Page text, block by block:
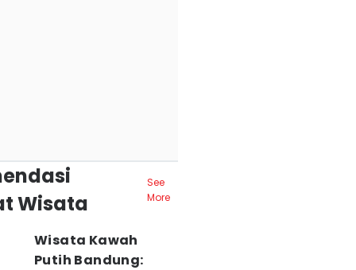
Wisata
See
More
Wisata Kawah
Putih Bandung: